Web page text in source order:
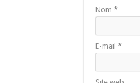
Nom *
E-mail *